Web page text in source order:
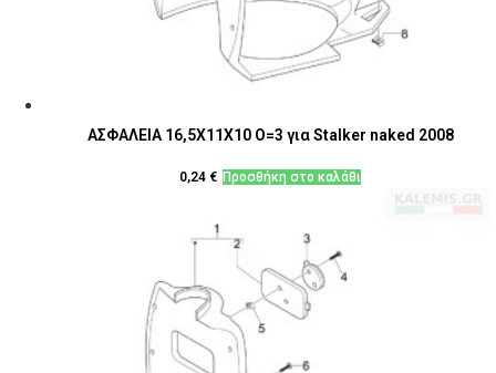
ΑΣΦΑΛΕΙΑ 16,5X11X10 O=3 για Stalker naked 2008
0,24 € Προσθήκη στο καλάθι